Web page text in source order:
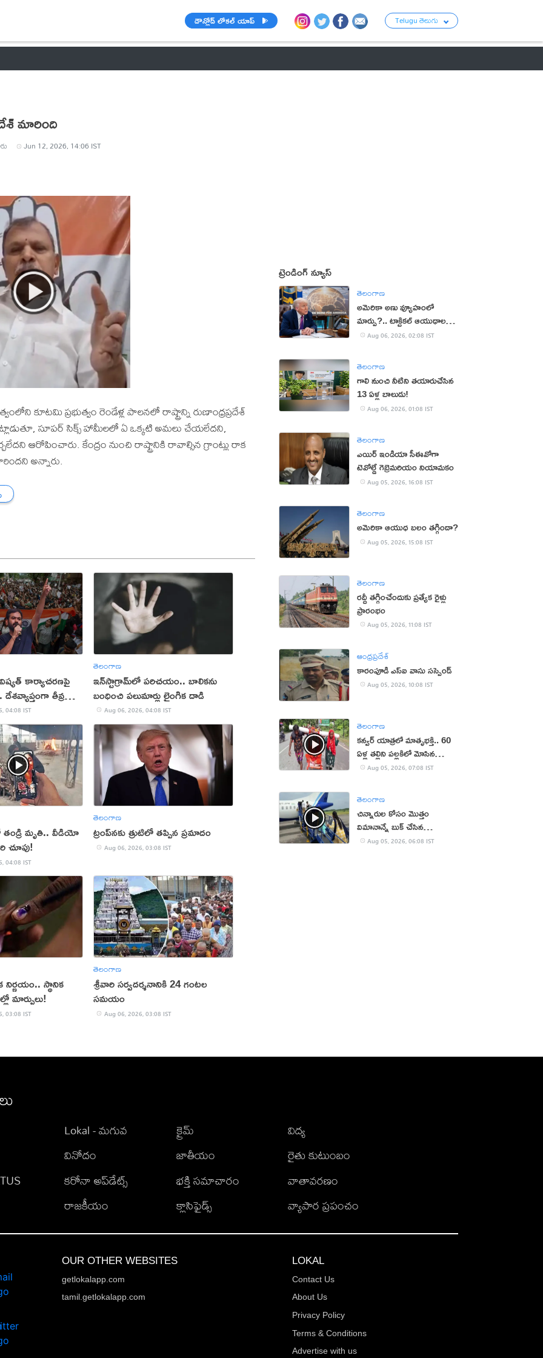
డౌన్లోడ్ లోకల్ యాప్ Telugu తెలుగు
మారింది
Jun 12, 2026, 14:06 IST
కూటమి ప్రభుత్వం రెండేళ్ల పాలనలో రాష్ట్రాన్ని రుణాంధ్రప్రదేశ్
సూపర్ సిక్స్ హామీలలో ఏ ఒక్కటి అమలు చేయలేదని,
ఆరోపించారు. కేంద్రం నుంచి రాష్ట్రానికి రావాల్సిన గ్రాంట్లు రాక
అన్నారు.
కార్యాచరణపై
దేశవ్యాప్తంగా తీవ్ర
04:08 IST
తెలంగాణ
ఇన్‌స్టాగ్రామ్‌లో పరిచయం.. బాలికను
బంధించి పలుమార్లు లైంగిక దాడి
Aug 06, 2026, 04:08 IST
తండ్రి మృతి.. వీడియో
04:08 IST
తెలంగాణ
ట్రంప్‌నకు త్రుటిలో తప్పిన ప్రమాదం
Aug 06, 2026, 03:08 IST
నిర్ణయం.. స్థానిక
మార్పులు!
03:08 IST
తెలంగాణ
శ్రీవారి సర్వదర్శనానికి 24 గంటల
సమయం
Aug 06, 2026, 03:08 IST
ట్రెండింగ్ న్యూస్
తెలంగాణ
అమెరికా అణు వ్యూహంలో
మార్పు?.. టాక్టికల్ ఆయుధాలకు
ప్రాధాన్యం!
Aug 06, 2026, 02:08 IST
తెలంగాణ
గాలి నుంచి నీటిని తయారుచేసిన
13 ఏళ్ల బాలుడు!
Aug 06, 2026, 01:08 IST
తెలంగాణ
ఎయిర్ ఇండియా సీఈవోగా
టెవోల్డే గెబ్రెమరియం నియామకం
Aug 05, 2026, 16:08 IST
తెలంగాణ
అమెరికా ఆయుధ బలం తగ్గిందా?
Aug 05, 2026, 15:08 IST
తెలంగాణ
రద్దీ తగ్గించేందుకు ప్రత్యేక రైళ్లు
ప్రారంభం
Aug 05, 2026, 11:08 IST
ఆంధ్రప్రదేశ్
కారంపూడి ఎస్ఐ వాసు స‌స్పెండ్‌
Aug 05, 2026, 10:08 IST
తెలంగాణ
కన్వర్ యాత్రలో మాతృభక్తి.. 60
ఏళ్ల తల్లిని పల్లకిలో మోసిన
కొడుకు, కోడలు!
Aug 05, 2026, 07:08 IST
తెలంగాణ
చిన్నారుల కోసం మొత్తం
విమానాన్నే బుక్ చేసిన
యూట్యూబర్
Aug 05, 2026, 06:08 IST
Lokal - మగువ
వినోదం
కరోనా అప్‌డేట్స్
రాజకీయం
క్రైమ్
జాతీయం
భక్తి సమాచారం
క్లాసిఫైడ్స్
విద్య
రైతు కుటుంబం
వాతావరణం
వ్యాపార ప్రపంచం
OUR OTHER WEBSITES
getlokalapp.com
tamil.getlokalapp.com
LOKAL
Contact Us
About Us
Privacy Policy
Terms & Conditions
Advertise with us